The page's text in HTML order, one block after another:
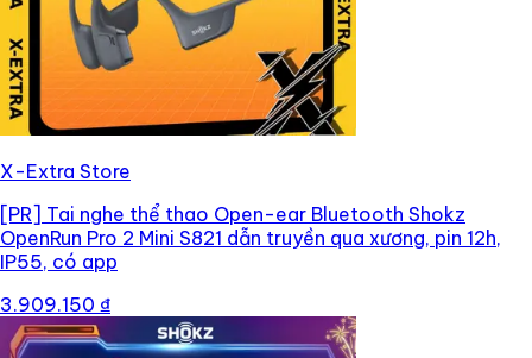
X-Extra Store
[PR] Tai nghe thể thao Open-ear Bluetooth Shokz
OpenRun Pro 2 Mini S821 dẫn truyền qua xương, pin 12h,
IP55, có app
3.909.150 ₫